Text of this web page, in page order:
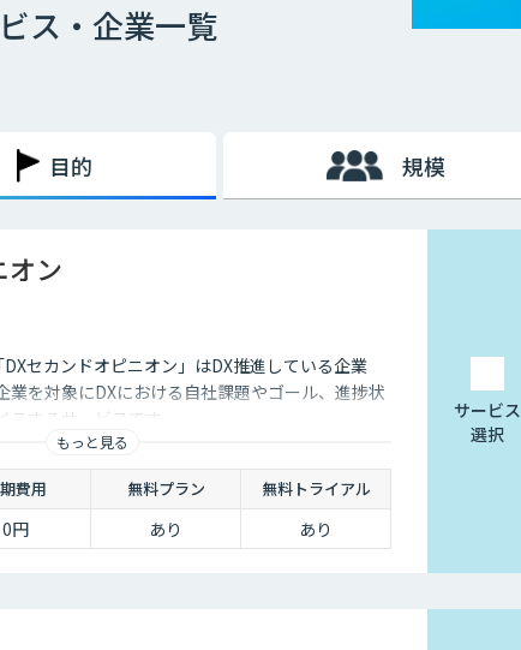
ス・企業一覧
目的 規模
オン
セカンドオピニオン」はDX推進している企業
業を対象にDXにおける自社課題やゴール、進捗状
スするサービスです
もっと見る
費用 無料プラン 無料トライアル
0円 あり あり
サービス
選択